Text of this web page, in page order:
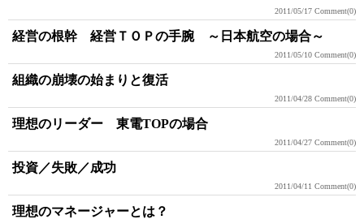
2011/05/17 Comment(0)
経営の根幹 経営ＴＯＰの手腕 ～日本航空の場合～
2011/05/10 Comment(0)
組織の崩壊の始まりと復活
2011/04/28 Comment(0)
理想のリーダー 東電TOPの場合
2011/04/27 Comment(0)
投資／失敗／成功
2011/04/11 Comment(0)
理想のマネージャーとは？